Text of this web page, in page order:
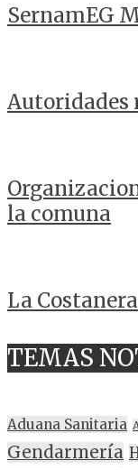
SernamEG
Autoridades
la comuna
La
TEMAS
Aduana Sanitaria
Gendarmería